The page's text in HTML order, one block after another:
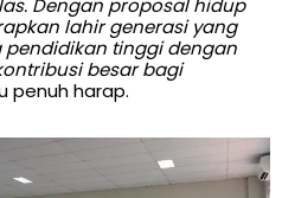
Dengan proposal hidup
lahir generasi yang
tinggi dengan
besar bagi
penuh harap.